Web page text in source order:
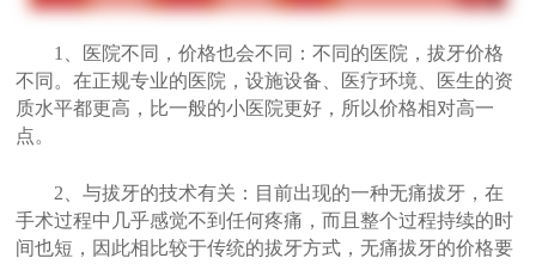
1、医院不同，价格也会不同：不同的医院，拔牙价格
不同。在正规专业的医院，设施设备、医疗环境、医生的资
质水平都更高，比一般的小医院更好，所以价格相对高一
点。
2、与拔牙的技术有关：目前出现的一种无痛拔牙，在
手术过程中几乎感觉不到任何疼痛，而且整个过程持续的时
间也短，因此相比较于传统的拔牙方式，无痛拔牙的价格要